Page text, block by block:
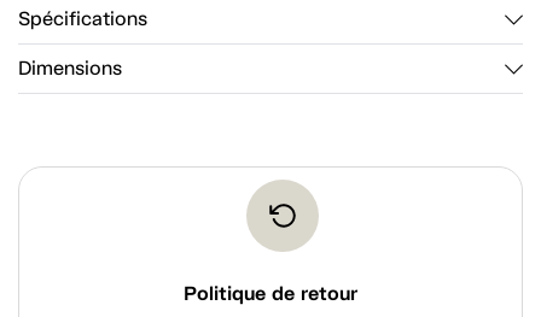
Spécifications
Dimensions
Politique de retour